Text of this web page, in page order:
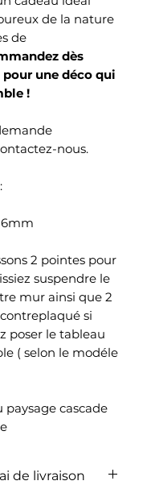
de la nature
de
dès
une déco qui
!
nous.
6mm
2 pointes pour
suspendre le
mur ainsi que 2
si
poser le tableau
( selon le modéle
paysage cascade
de livraison